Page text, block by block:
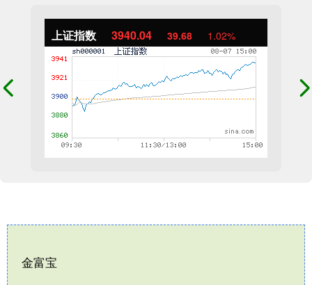
上证指数 3940.04 39.68 1.02%
金富宝